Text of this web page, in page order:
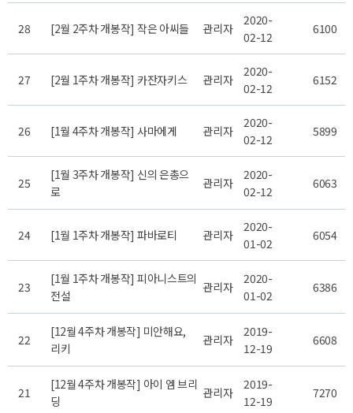
28 [2월 2주차 개봉작] 작은 아씨들 관리자
2020-
02-12
6100
27 [2월 1주차 개봉작] 카잔자키스 관리자
2020-
02-12
6152
26 [1월 4주차 개봉작] 사마에게 관리자
2020-
02-12
5899
25
[1월 3주차 개봉작] 신의 은총으
로
관리자
2020-
02-12
6063
24 [1월 1주차 개봉작] 파바로티 관리자
2020-
01-02
6054
23
[1월 1주차 개봉작] 피아니스트의
전설
관리자
2020-
01-02
6386
22
[12월 4주차 개봉작] 미안해요,
리키
관리자
2019-
12-19
6608
21
[12월 4주차 개봉작] 아이 엠 브리
딩
관리자
2019-
12-19
7270